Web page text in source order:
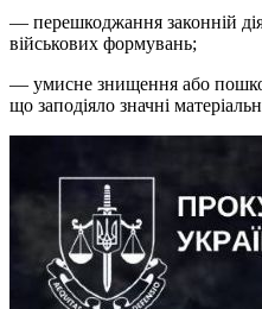
— перешкоджання законній
військових формувань;
— умисне знищення або
що заподіяло значні